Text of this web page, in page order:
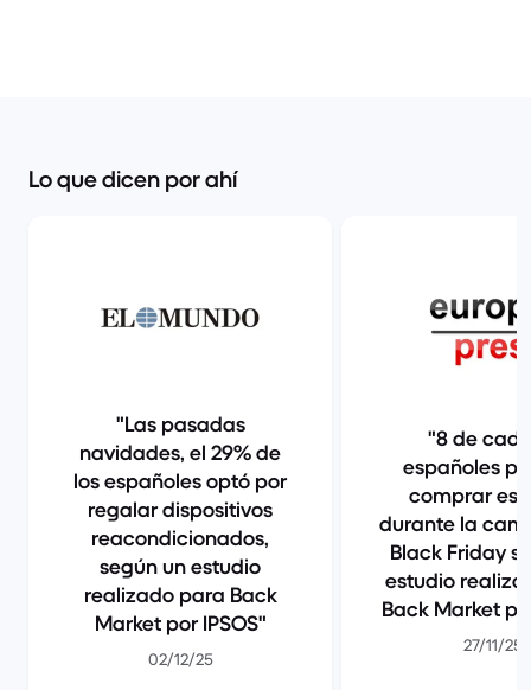
Lo que dicen por ahí
Las pasadas
navidades, el 29% de
los españoles optó por
regalar dispositivos
reacondicionados,
según un estudio
realizado para Back
Market por IPSOS
02/12/25
8 de
españoles
comprar
durante la
Black Friday
estudio
Back Market
27/11/25